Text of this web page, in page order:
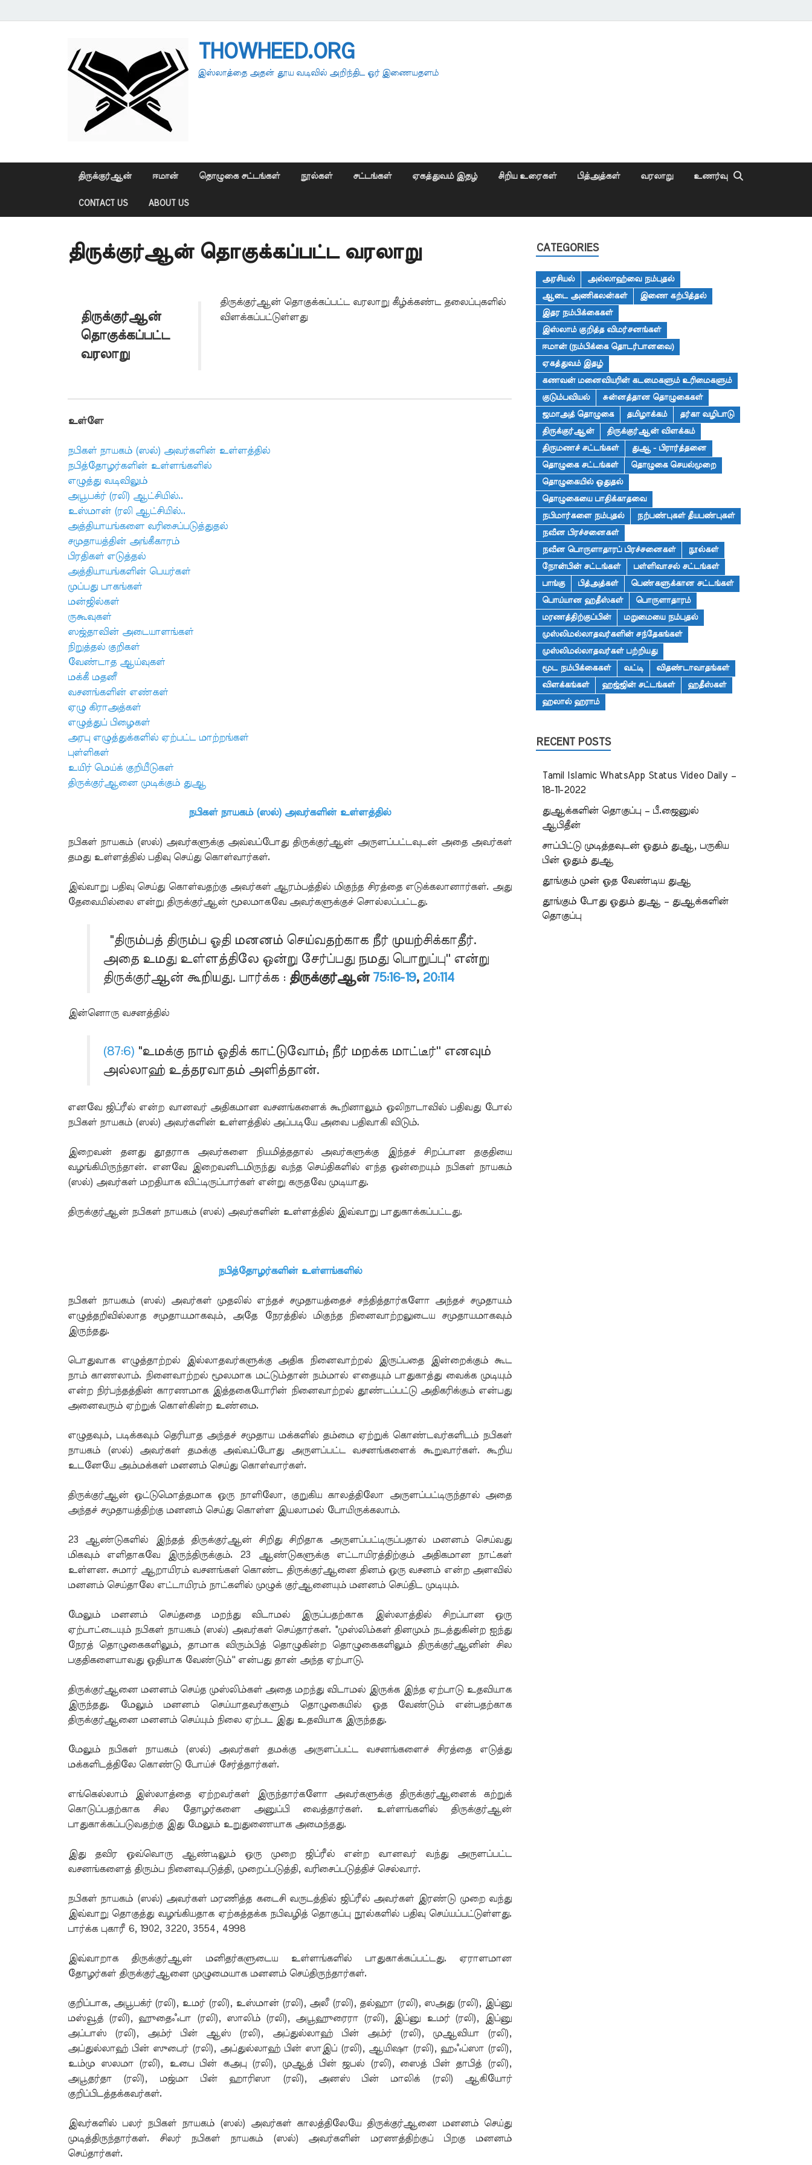
THOWHEED.ORG
இஸ்லாத்தை அதன் தூய வடிவில் அறிந்திட ஓர் இணையதளம்
திருக்குர்ஆன் ஈமான் தொழுகை சட்டங்கள் நூல்கள் சட்டங்கள் ஏகத்துவம் இதழ் சிறிய உரைகள் பித்அத்கள் வரலாறு உணர்வு
CONTACT US ABOUT US
திருக்குர்ஆன் தொகுக்கப்பட்ட வரலாறு
திருக்குர்ஆன்
தொகுக்கப்பட்ட
வரலாறு
திருக்குர்ஆன் தொகுக்கப்பட்ட வரலாறு கீழ்க்கண்ட தலைப்புகளில்
விளக்கப்பட்டுள்ளது
உள்ளே
நபிகள் நாயகம் (ஸல்) அவர்களின் உள்ளத்தில்
நபித்தோழர்களின் உள்ளங்களில்
எழுத்து வடிவிலும்
அபூபக்ர் (ரலி) ஆட்சியில்..
உஸ்மான் (ரலி ஆட்சியில்..
அத்தியாயங்களை வரிசைப்படுத்துதல்
சமுதாயத்தின் அங்கீகாரம்
பிரதிகள் எடுத்தல்
அத்தியாயங்களின் பெயர்கள்
முப்பது பாகங்கள்
மன்ஜில்கள்
ருகூவுகள்
ஸஜ்தாவின் அடையாளங்கள்
நிறுத்தல் குறிகள்
வேண்டாத ஆய்வுகள்
மக்கீ மதனீ
வசனங்களின் எண்கள்
ஏழு கிராஅத்கள்
எழுத்துப் பிழைகள்
அரபு எழுத்துக்களில் ஏற்பட்ட மாற்றங்கள்
புள்ளிகள்
உயிர் மெய்க் குறியீடுகள்
திருக்குர்ஆனை முடிக்கும் துஆ
நபிகள் நாயகம் (ஸல்) அவர்களின் உள்ளத்தில்
நபிகள் நாயகம் (ஸல்) அவர்களுக்கு அவ்வப்போது திருக்குர்ஆன் அருளப்பட்டவுடன் அதை அவர்கள்
தமது உள்ளத்தில் பதிவு செய்து கொள்வார்கள்.
இவ்வாறு பதிவு செய்து கொள்வதற்கு அவர்கள் ஆரம்பத்தில் மிகுந்த சிரத்தை எடுக்கலானார்கள். அது
தேவையில்லை என்று திருக்குர்ஆன் மூலமாகவே அவர்களுக்குச் சொல்லப்பட்டது.
"திரும்பத் திரும்ப ஓதி மனனம் செய்வதற்காக நீர் முயற்சிக்காதீர்.
அதை உமது உள்ளத்திலே ஒன்று சேர்ப்பது நமது பொறுப்பு'' என்று
திருக்குர்ஆன் கூறியது. பார்க்க : திருக்குர்ஆன் 75:16-19, 20:114
இன்னொரு வசனத்தில்
(87:6)"உமக்கு நாம் ஓதிக் காட்டுவோம்; நீர் மறக்க மாட்டீர்'' எனவும்
அல்லாஹ் உத்தரவாதம் அளித்தான்.
எனவே ஜிப்ரீல் என்ற வானவர் அதிகமான வசனங்களைக் கூறினாலும் ஒலிநாடாவில் பதிவது போல்
நபிகள் நாயகம் (ஸல்) அவர்களின் உள்ளத்தில் அப்படியே அவை பதிவாகி விடும்.
இறைவன் தனது தூதராக அவர்களை நியமித்ததால் அவர்களுக்கு இந்தச் சிறப்பான தகுதியை
வழங்கியிருந்தான். எனவே இறைவனிடமிருந்து வந்த செய்திகளில் எந்த ஒன்றையும் நபிகள் நாயகம்
(ஸல்) அவர்கள் மறதியாக விட்டிருப்பார்கள் என்று கருதவே முடியாது.
திருக்குர்ஆன் நபிகள் நாயகம் (ஸல்) அவர்களின் உள்ளத்தில் இவ்வாறு பாதுகாக்கப்பட்டது.
நபித்தோழர்களின் உள்ளங்களில்
நபிகள் நாயகம் (ஸல்) அவர்கள் முதலில் எந்தச் சமுதாயத்தைச் சந்தித்தார்களோ அந்தச் சமுதாயம்
எழுத்தறிவில்லாத சமுதாயமாகவும், அதே நேரத்தில் மிகுந்த நினைவாற்றலுடைய சமுதாயமாகவும்
இருந்தது.
பொதுவாக எழுத்தாற்றல் இல்லாதவர்களுக்கு அதிக நினைவாற்றல் இருப்பதை இன்றைக்கும் கூட
நாம் காணலாம். நினைவாற்றல் மூலமாக மட்டும்தான் நம்மால் எதையும் பாதுகாத்து வைக்க முடியும்
என்ற நிர்பந்தத்தின் காரணமாக இத்தகையோரின் நினைவாற்றல் தூண்டப்பட்டு அதிகரிக்கும் என்பது
அனைவரும் ஏற்றுக் கொள்கின்ற உண்மை.
எழுதவும், படிக்கவும் தெரியாத அந்தச் சமுதாய மக்களில் தம்மை ஏற்றுக் கொண்டவர்களிடம் நபிகள்
நாயகம் (ஸல்) அவர்கள் தமக்கு அவ்வப்போது அருளப்பட்ட வசனங்களைக் கூறுவார்கள். கூறிய
உடனேயே அம்மக்கள் மனனம் செய்து கொள்வார்கள்.
திருக்குர்ஆன் ஒட்டுமொத்தமாக ஒரு நாளிலோ, குறுகிய காலத்திலோ அருளப்பட்டிருந்தால் அதை
அந்தச் சமுதாயத்திற்கு மனனம் செய்து கொள்ள இயலாமல் போயிருக்கலாம்.
23 ஆண்டுகளில் இந்தத் திருக்குர்ஆன் சிறிது சிறிதாக அருளப்பட்டிருப்பதால் மனனம் செய்வது
மிகவும் எளிதாகவே இருந்திருக்கும். 23 ஆண்டுகளுக்கு எட்டாயிரத்திற்கும் அதிகமான நாட்கள்
உள்ளன. சுமார் ஆறாயிரம் வசனங்கள் கொண்ட திருக்குர்ஆனை தினம் ஒரு வசனம் என்ற அளவில்
மனனம் செய்தாலே எட்டாயிரம் நாட்களில் முழுக் குர்ஆனையும் மனனம் செய்திட முடியும்.
மேலும் மனனம் செய்ததை மறந்து விடாமல் இருப்பதற்காக இஸ்லாத்தில் சிறப்பான ஒரு
ஏற்பாட்டையும் நபிகள் நாயகம் (ஸல்) அவர்கள் செய்தார்கள். "முஸ்லிம்கள் தினமும் நடத்துகின்ற ஐந்து
நேரத் தொழுகைகளிலும், தாமாக விரும்பித் தொழுகின்ற தொழுகைகளிலும் திருக்குர்ஆனின் சில
பகுதிகளையாவது ஓதியாக வேண்டும்'' என்பது தான் அந்த ஏற்பாடு.
திருக்குர்ஆனை மனனம் செய்த முஸ்லிம்கள் அதை மறந்து விடாமல் இருக்க இந்த ஏற்பாடு உதவியாக
இருந்தது. மேலும் மனனம் செய்யாதவர்களும் தொழுகையில் ஓத வேண்டும் என்பதற்காக
திருக்குர்ஆனை மனனம் செய்யும் நிலை ஏற்பட இது உதவியாக இருந்தது.
மேலும் நபிகள் நாயகம் (ஸல்) அவர்கள் தமக்கு அருளப்பட்ட வசனங்களைச் சிரத்தை எடுத்து
மக்களிடத்திலே கொண்டு போய்ச் சேர்த்தார்கள்.
எங்கெல்லாம் இஸ்லாத்தை ஏற்றவர்கள் இருந்தார்களோ அவர்களுக்கு திருக்குர்ஆனைக் கற்றுக்
கொடுப்பதற்காக சில தோழர்களை அனுப்பி வைத்தார்கள். உள்ளங்களில் திருக்குர்ஆன்
பாதுகாக்கப்படுவதற்கு இது மேலும் உறுதுணையாக அமைந்தது.
இது தவிர ஒவ்வொரு ஆண்டிலும் ஒரு முறை ஜிப்ரீல் என்ற வானவர் வந்து அருளப்பட்ட
வசனங்களைத் திரும்ப நினைவுபடுத்தி, முறைப்படுத்தி, வரிசைப்படுத்திச் செல்வார்.
நபிகள் நாயகம் (ஸல்) அவர்கள் மரணித்த கடைசி வருடத்தில் ஜிப்ரீல் அவர்கள் இரண்டு முறை வந்து
இவ்வாறு தொகுத்து வழங்கியதாக ஏற்கத்தக்க நபிவழித் தொகுப்பு நூல்களில் பதிவு செய்யப்பட்டுள்ளது.
பார்க்க புகாரீ 6, 1902, 3220, 3554, 4998
இவ்வாறாக திருக்குர்ஆன் மனிதர்களுடைய உள்ளங்களில் பாதுகாக்கப்பட்டது. ஏராளமான
தோழர்கள் திருக்குர்ஆனை முழுமையாக மனனம் செய்திருந்தார்கள்.
குறிப்பாக, அபூபக்ர் (ரலி), உமர் (ரலி), உஸ்மான் (ரலி), அலீ (ரலி), தல்ஹா (ரலி), ஸஅது (ரலி), இப்னு
மஸ்வூத் (ரலி), ஹுதைஃபா (ரலி), ஸாலிம் (ரலி), அபூஹுரைரா (ரலி), இப்னு உமர் (ரலி), இப்னு
அப்பாஸ் (ரலி), அம்ர் பின் ஆஸ் (ரலி), அப்துல்லாஹ் பின் அம்ர் (ரலி), முஆவியா (ரலி),
அப்துல்லாஹ் பின் ஸுபைர் (ரலி), அப்துல்லாஹ் பின் ஸாஇப் (ரலி), ஆயிஷா (ரலி), ஹஃப்ஸா (ரலி),
உம்மு ஸலமா (ரலி), உபை பின் கஅபு (ரலி), முஆத் பின் ஜபல் (ரலி), ஸைத் பின் தாபித் (ரலி),
அபூதர்தா (ரலி), மஜ்மா பின் ஹாரிஸா (ரலி), அனஸ் பின் மாலிக் (ரலி) ஆகியோர்
குறிப்பிடத்தக்கவர்கள்.
இவர்களில் பலர் நபிகள் நாயகம் (ஸல்) அவர்கள் காலத்திலேயே திருக்குர்ஆனை மனனம் செய்து
முடித்திருந்தார்கள். சிலர் நபிகள் நாயகம் (ஸல்) அவர்களின் மரணத்திற்குப் பிறகு மனனம்
செய்தார்கள்.
CATEGORIES
அரசியல்
அல்லாஹ்வை நம்புதல்
ஆடை அணிகலன்கள்
இணை கற்பித்தல்
இதர நம்பிக்கைகள்
இஸ்லாம் குறித்த விமர்சனங்கள்
ஈமான் (நம்பிக்கை தொடர்பானவை)
ஏகத்துவம் இதழ்
கணவன் மனைவியரின் கடமைகளும் உரிமைகளும்
குடும்பவியல்
சுன்னத்தான தொழுகைகள்
ஜமாஅத் தொழுகை
தமிழாக்கம்
தர்கா வழிபாடு
திருக்குர்ஆன்
திருக்குர்ஆன் விளக்கம்
திருமணச் சட்டங்கள்
துஆ - பிரார்த்தனை
தொழுகை சட்டங்கள்
தொழுகை செயல்முறை
தொழுகையில் ஓதுதல்
தொழுகையை பாதிக்காதவை
நபிமார்களை நம்புதல்
நற்பண்புகள் தீயபண்புகள்
நவீன பிரச்சனைகள்
நவீன பொருளாதாரப் பிரச்சனைகள்
நூல்கள்
நோன்பின் சட்டங்கள்
பள்ளிவாசல் சட்டங்கள்
பாங்கு
பித்அத்கள்
பெண்களுக்கான சட்டங்கள்
பொய்யான ஹதீஸ்கள்
பொருளாதாரம்
மரணத்திற்குப்பின்
மறுமையை நம்புதல்
முஸ்லிமல்லாதவர்களின் சந்தேகங்கள்
முஸ்லிமல்லாதவர்கள் பற்றியது
மூட நம்பிக்கைகள்
வட்டி
விதண்டாவாதங்கள்
விளக்கங்கள்
ஹஜ்ஜின் சட்டங்கள்
ஹதீஸ்கள்
ஹலால் ஹராம்
RECENT POSTS
Tamil Islamic WhatsApp Status Video Daily –
18-11-2022
துஆக்களின் தொகுப்பு – பீ.ஜைனுல்
ஆபிதீன்
சாப்பிட்டு முடித்தவுடன் ஓதும் துஆ, பருகிய
பின் ஓதும் துஆ
தூங்கும் முன் ஓத வேண்டிய துஆ
தூங்கும் போது ஓதும் துஆ – துஆக்களின்
தொகுப்பு